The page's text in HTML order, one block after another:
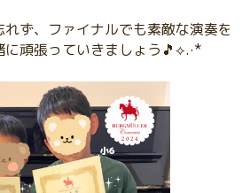
ず、ファイナルでも素敵な演奏を
頑張っていきましょう🎵⟡.·*